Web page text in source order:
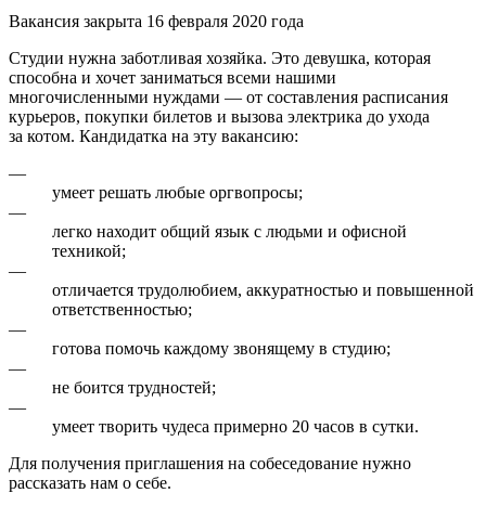
Вакансия закрыта 16 февраля 2020 года
Студии нужна заботливая хозяйка. Это девушка, которая
способна и хочет заниматься всеми нашими
многочисленными нуждами — от составления расписания
курьеров, покупки билетов и вызова электрика до ухода
за котом. Кандидатка на эту вакансию:
—
умеет решать любые оргвопросы;
—
легко находит общий язык с людьми и офисной
техникой;
—
отличается трудолюбием, аккуратностью и повышенной
ответственностью;
—
готова помочь каждому звонящему в студию;
—
не боится трудностей;
—
умеет творить чудеса примерно 20 часов в сутки.
Для получения приглашения на собеседование нужно
рассказать нам о себе.